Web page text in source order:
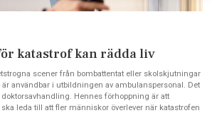
katastrof kan rädda liv
scener från bombattentat eller skolskjutningar
användbar i utbildningen av ambulanspersonal. Det
Hennes förhoppning är att
leda till att fler människor överlever när katastrofen